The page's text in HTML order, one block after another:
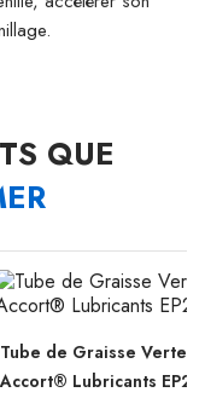
QUE
Tube de Graisse Verte
Accort® Lubricants EP2